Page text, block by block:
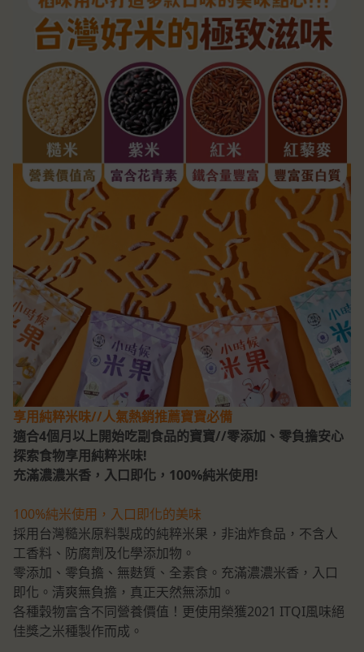
享用純粹米味//人氣熱銷推薦寶寶必備
適合4個月以上開始吃副食品的寶寶//零添加、零負擔安心
探索食物享用純粹米味!
充滿濃濃米香，入口即化，100%純米使用!
100%純米使用，入口即化的美味
採用台灣糙米原料製成的純粹米果，非油炸食品，不含人
工香料、防腐劑及化學添加物。
零添加、零負擔、無麩質、全素食。充滿濃濃米香，入口
即化。清爽無負擔，真正天然無添加。
各種穀物富含不同營養價值！更使用榮獲2021 ITQI風味絕
佳獎之米種製作而成。